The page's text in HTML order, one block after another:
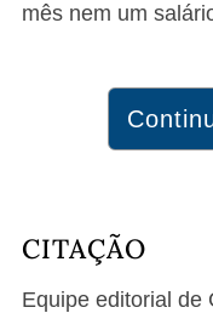
mês nem um
CITAÇÃO
Equipe editorial de